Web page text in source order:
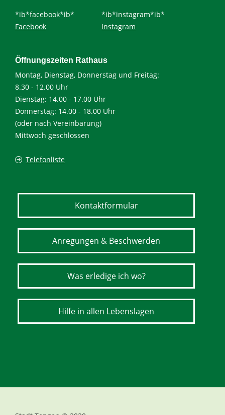
*ib*facebook*ib*
Facebook
*ib*instagram*ib*
Instagram
Öffnungszeiten Rathaus
Montag, Dienstag, Donnerstag und Freitag:
8.30 - 12.00 Uhr
Dienstag: 14.00 - 17.00 Uhr
Donnerstag: 14.00 - 18.00 Uhr
(oder nach Vereinbarung)
Mittwoch geschlossen
Telefonliste
Kontaktformular
Anregungen & Beschwerden
Was erledige ich wo?
Hilfe in allen Lebenslagen